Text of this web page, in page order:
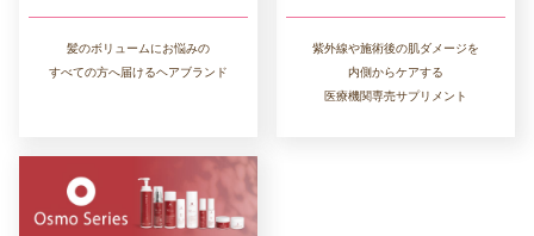
髪のボリュームにお悩みの
すべての方へ届けるヘアブランド
紫外線や施術後の肌ダメージを
内側からケアする
医療機関専売サプリメント